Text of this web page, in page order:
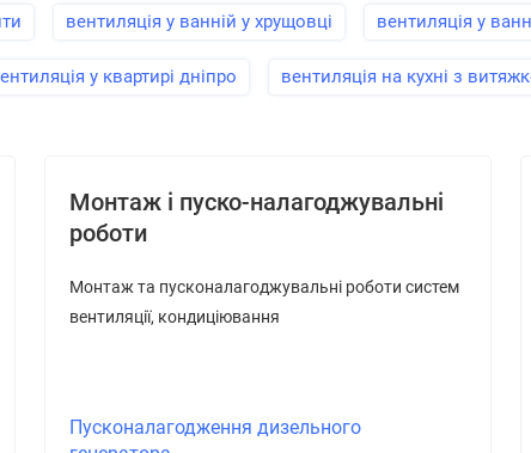
вентиляція у ванній у хрущовці вентиляція у
у квартирі дніпро вентиляція на кухні з
Монтаж і пуско-налагоджувальні
роботи
Монтаж та пусконалагоджувальні роботи систем
вентиляції, кондиціювання
Пусконалагодження дизельного